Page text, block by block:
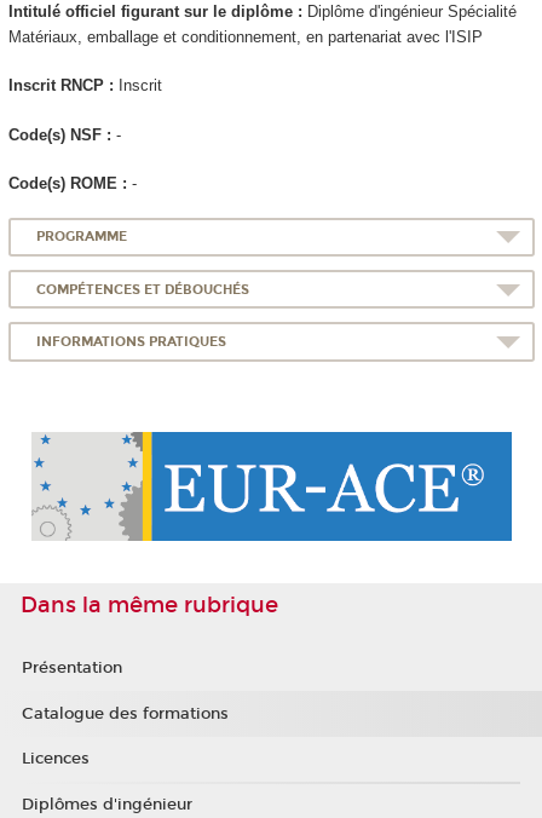
Intitulé officiel figurant sur le diplôme : Diplôme d'ingénieur Spécialité
Matériaux, emballage et conditionnement, en partenariat avec l'ISIP
Inscrit RNCP: Inscrit
Code(s) NSF : -
Code(s) ROME : -
PROGRAMME
COMPÉTENCES ET DÉBOUCHÉS
INFORMATIONS PRATIQUES
Dans la même rubrique
Présentation
Catalogue des formations
Licences
Diplômes d'ingénieur